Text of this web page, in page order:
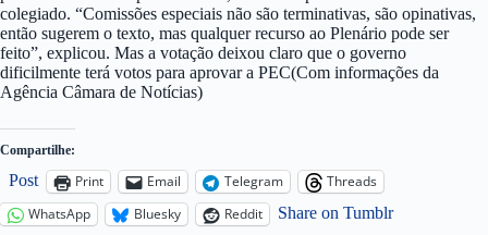
colegiado. “Comissões especiais não são terminativas, são opinativas,
então sugerem o texto, mas qualquer recurso ao Plenário pode ser
feito”, explicou. Mas a votação deixou claro que o governo
dificilmente terá votos para aprovar a PEC(Com informações da
Agência Câmara de Notícias)
Compartilhe:
Post Print Email Telegram
Threads
WhatsApp
Bluesky Reddit Share on Tumblr